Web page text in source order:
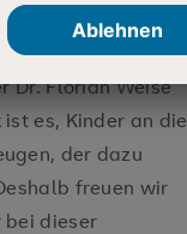
im
Klinikum eine
Dr. Florian Weise
es, Kinder an die
der dazu
freuen wir
bei dieser